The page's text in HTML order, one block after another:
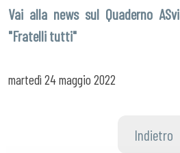
Vai alla news sul Quaderno
"Fratelli tutti"
martedì 24 maggio 2022
Indietro